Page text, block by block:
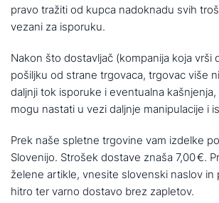
pravo tražiti od kupca nadoknadu svih
vezani za isporuku.
Nakon što dostavljač (kompanija koja vrši
pošiljku od strane trgovaca, trgovac više
daljnji tok isporuke i eventualna
mogu nastati u vezi daljnje manipulacije i
Prek naše spletne trgovine vam izdelke
Slovenijo. Strošek dostave znaša 7,00 €.
želene artikle, vnesite slovenski naslov in
hitro ter varno dostavo brez zapletov.